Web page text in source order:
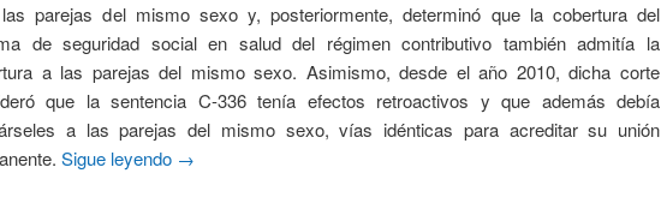
parejas del mismo sexo y, posteriormente, determinó que la cobertura del
de seguridad social en salud del régimen contributivo también admitía la
a las parejas del mismo sexo. Asimismo, desde el año 2010, dicha corte
que la sentencia C-336 tenía efectos retroactivos y que además debía
a las parejas del mismo sexo, vías idénticas para acreditar su unión
Sigue leyendo →